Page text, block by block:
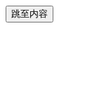
跳至内容